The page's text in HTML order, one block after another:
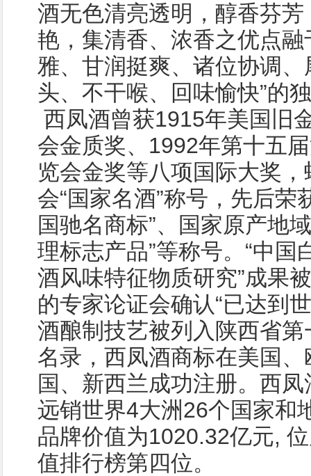
酒无色清亮透明，醇香芬
艳，集清香、浓香之优点融
雅、甘润挺爽、诸位协调、
头、不干喉、回味愉快”的
西凤酒曾获1915年美国旧
会金质奖、1992年第十五
览会金奖等八项国际大奖
会“国家名酒”称号，先后荣
国驰名商标”、国家原产地
理标志产品”等称号。“中
酒风味特征物质研究”成果
的专家论证会确认“已达到
酒酿制技艺被列入陕西省
名录，西凤酒商标在美国
国、新西兰成功注册。西
远销世界4大洲26个国家和
品牌价值为1020.32亿元,
值排行榜第四位。